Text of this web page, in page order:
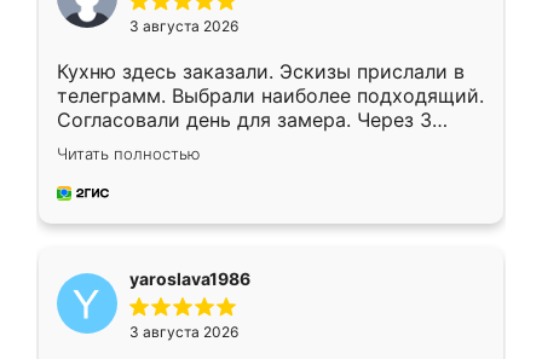
3 августа 2026
Кухню здесь заказали. Эскизы прислали в
телеграмм. Выбрали наиболее подходящий.
Согласовали день для замера. Через 3
недели кухня была уже готова. Остались
довольны работой. Спасибо Ренессанс
мебель за качественную работу!
Читать полностью
yaroslava1986
3 августа 2026